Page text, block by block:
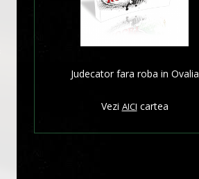
Judecator fara roba in Ovalia
Vezi AICI cartea